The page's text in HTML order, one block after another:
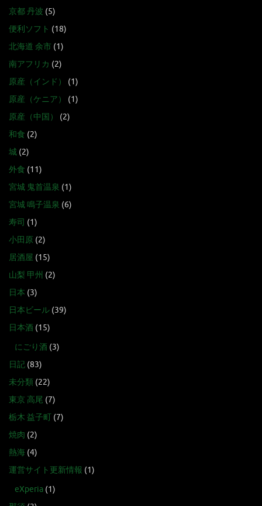
京都 丹波 (5)
便利ソフト (18)
北海道 余市 (1)
南アフリカ (2)
原産（インド）
(1)
原産（ケニア）
(1)
原産（中国）
(2)
和食 (2)
城 (2)
外食 (11)
宮城 鬼首温泉 (1)
宮城 鳴子温泉 (6)
寿司 (1)
小田原 (2)
居酒屋 (15)
山梨 甲州 (2)
日本 (3)
日本ビール (39)
日本酒 (15)
にごり酒 (3)
日記 (83)
未分類 (22)
東京 高尾 (7)
栃木 益子町 (7)
焼肉 (2)
熱海 (4)
運営サイト更新情報 (1)
eXperia (1)